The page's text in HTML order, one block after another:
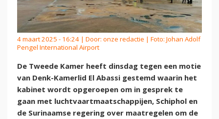
4 maart 2025 - 16:24 | Door: onze redactie | Foto: Johan Adolf
Pengel International Airport
De Tweede Kamer heeft dinsdag tegen een motie
van Denk-Kamerlid El Abassi gestemd waarin het
kabinet wordt opgeroepen om in gesprek te
gaan met luchtvaartmaatschappijen, Schiphol en
de Surinaamse regering over maatregelen om de